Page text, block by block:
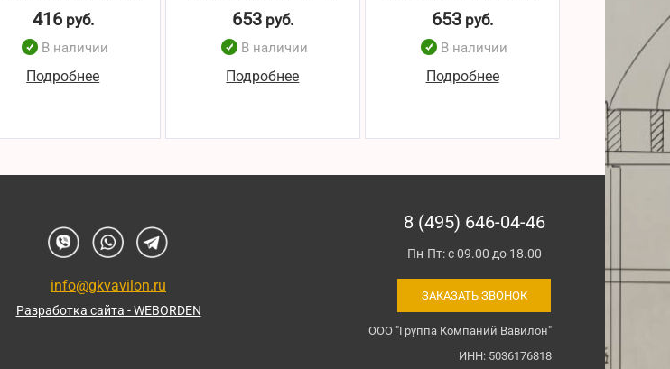
416руб.
В наличии
Подробнее
653руб.
В наличии
Подробнее
653 руб.
В наличии
Подробнее
В
info@gkvavilon.ru
Разработка сайта - WEBORDEN
8 (495) 646-04-46
Пн-Пт: с 09.00 до 18.00
ЗАКАЗАТЬ ЗВОНОК
ООО "Группа Компаний Вавилон"
ИНН: 5036176818